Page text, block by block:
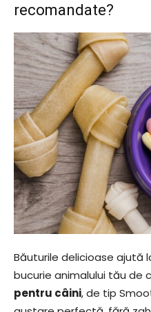
recomandate?
Băuturile delicioase ajută
bucurie animalului tău de
pentru câini, de tip